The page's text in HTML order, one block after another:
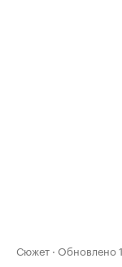
Сюжет · Обновлено